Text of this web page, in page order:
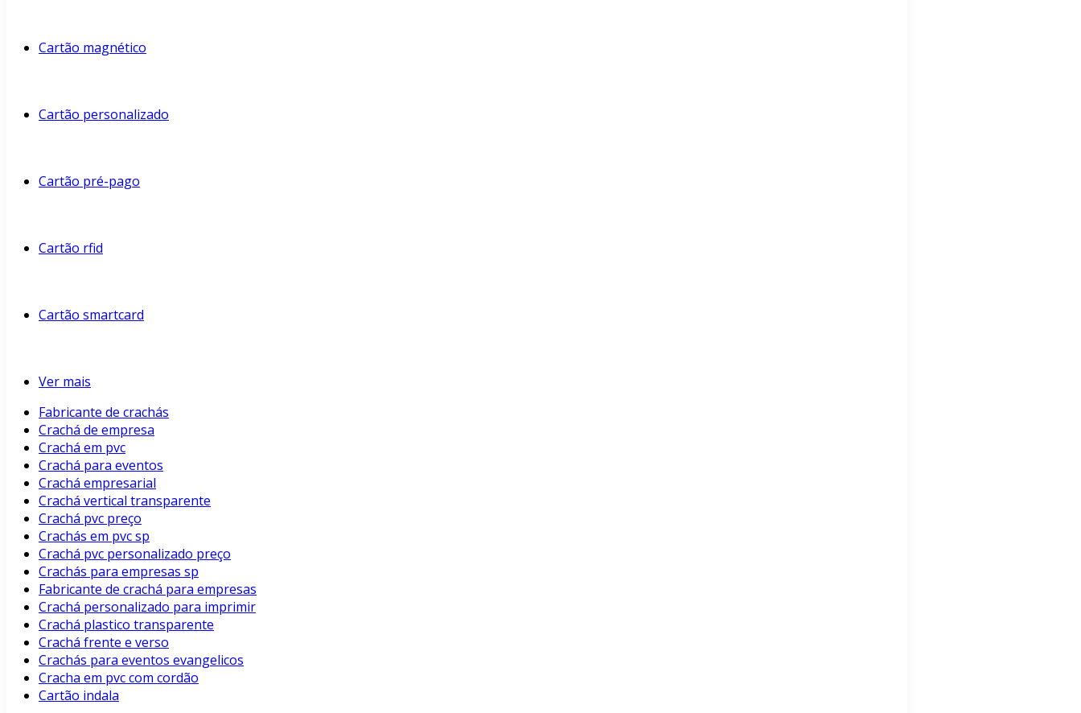
Cartão magnético
Cartão personalizado
Cartão pré-pago
Cartão rfid
Cartão smartcard
Ver mais
Fabricante de crachás
Crachá de empresa
Crachá em pvc
Crachá para eventos
Crachá empresarial
Crachá vertical transparente
Crachá pvc preço
Crachás em pvc sp
Crachá pvc personalizado preço
Crachás para empresas sp
Fabricante de crachá para empresas
Crachá personalizado para imprimir
Crachá plastico transparente
Crachá frente e verso
Crachás para eventos evangelicos
Cracha em pvc com cordão
Cartão indala